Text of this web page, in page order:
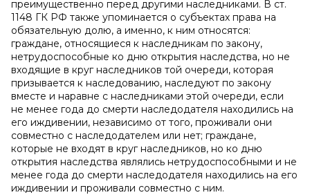
преимущественно перед другими наследниками. В ст.
1148 ГК РФ также упоминается о субъектах права на
обязательную долю, а именно, к ним относятся:
граждане, относящиеся к наследникам по закону,
нетрудоспособные ко дню открытия наследства, но не
входящие в круг наследников той очереди, которая
призывается к наследованию, наследуют по закону
вместе и наравне с наследниками этой очереди, если
не менее года до смерти наследодателя находились на
его иждивении, независимо от того, проживали они
совместно с наследодателем или нет; граждане,
которые не входят в круг наследников, но ко дню
открытия наследства являлись нетрудоспособными и не
менее года до смерти наследодателя находились на его
иждивении и проживали совместно с ним.